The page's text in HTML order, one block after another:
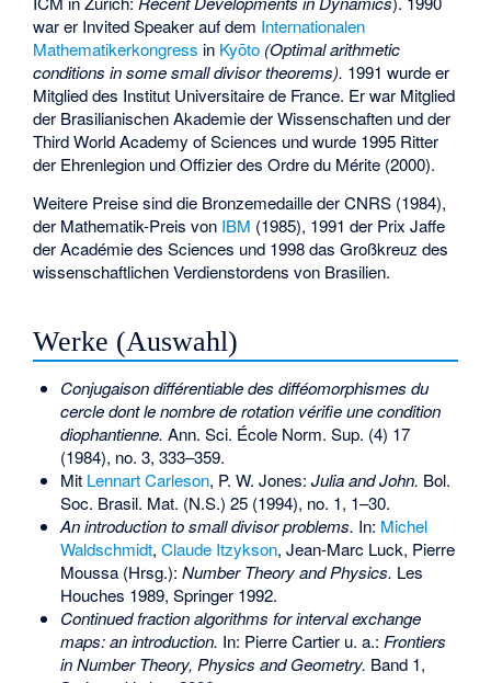
war er Invited Speaker auf dem Internationalen
Mathematikerkongress in Kyōto (Optimal arithmetic
conditions in some small divisor theorems). 1991 wurde er
Mitglied des Institut Universitaire de France. Er war Mitglied
der Brasilianischen Akademie der Wissenschaften und der
Third World Academy of Sciences und wurde 1995 Ritter
der Ehrenlegion und Offizier des Ordre du Mérite (2000).
Weitere Preise sind die Bronzemedaille der CNRS (1984),
der Mathematik-Preis von IBM (1985), 1991 der Prix Jaffe
der Académie des Sciences und 1998 das Großkreuz des
wissenschaftlichen Verdienstordens von Brasilien.
Werke (Auswahl)
Conjugaison différentiable des difféomorphismes du
cercle dont le nombre de rotation vérifie une condition
diophantienne. Ann. Sci. École Norm. Sup. (4) 17
(1984), no. 3, 333–359.
Mit Lennart Carleson, P. W. Jones: Julia and John. Bol.
Soc. Brasil. Mat. (N.S.) 25 (1994), no. 1, 1–30.
An introduction to small divisor problems. In: Michel
Waldschmidt, Claude Itzykson, Jean-Marc Luck, Pierre
Moussa (Hrsg.): Number Theory and Physics. Les
Houches 1989, Springer 1992.
Continued fraction algorithms for interval exchange
maps: an introduction. In: Pierre Cartier u. a.: Frontiers
in Number Theory, Physics and Geometry. Band 1,